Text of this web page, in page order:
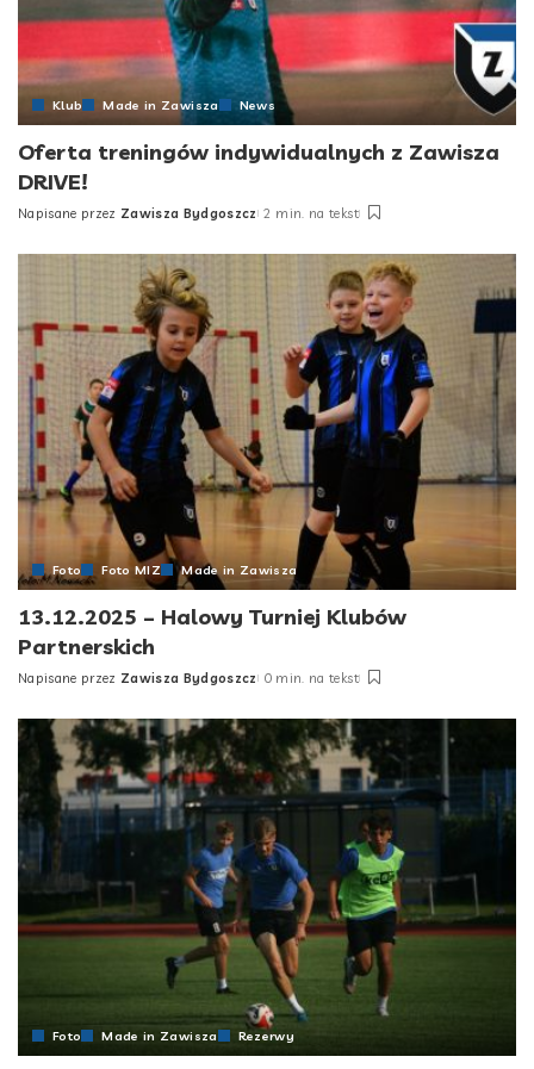
Klub Made in Zawisza News
Oferta treningów indywidualnych z Zawisza
DRIVE!
Posted
Napisane przez Zawisza Bydgoszcz 2 min. na tekst
Foto Foto MIZ Made in Zawisza
13.12.2025 – Halowy Turniej Klubów
Partnerskich
Posted
Napisane przez Zawisza Bydgoszcz 0 min. na tekst
Foto Made in Zawisza Rezerwy